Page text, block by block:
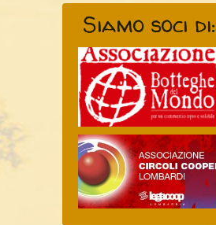
Siamo soci di: